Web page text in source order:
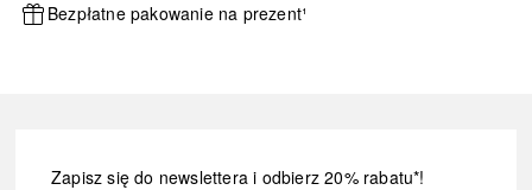
Bezpłatne pakowanie na prezent¹
Zapisz się do newslettera i odbierz 20% rabatu*!